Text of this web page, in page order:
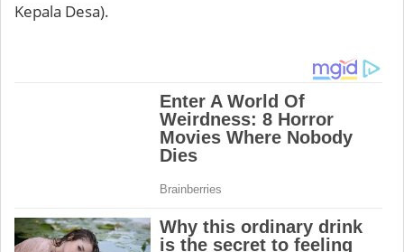
Kepala Desa).